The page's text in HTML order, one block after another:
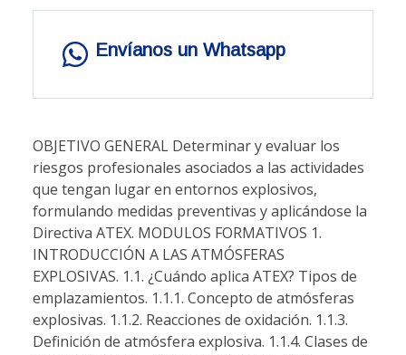
Envíanos un Whatsapp
OBJETIVO GENERAL Determinar y evaluar los riesgos profesionales asociados a las actividades que tengan lugar en entornos explosivos, formulando medidas preventivas y aplicándose la Directiva ATEX. MODULOS FORMATIVOS 1. INTRODUCCIÓN A LAS ATMÓSFERAS EXPLOSIVAS. 1.1. ¿Cuándo aplica ATEX? Tipos de emplazamientos. 1.1.1. Concepto de atmósferas explosivas. 1.1.2. Reacciones de oxidación. 1.1.3. Definición de atmósfera explosiva. 1.1.4. Clases de emplazamientos. 1.2. Procedimiento. 1.2.1. Introducción. 1.2.2. Utilidades. 1.2.3. Procedimiento de seguridad contra explosiones. 1.3. Sectores industriales con mayor riesgo de explosión. 2. NORMATIVA DE APLICACIÓN. 2.1. Identificación de los requisitos incluidos en el Real Decreto 681/2003. 2.1.1. Introducción. 2.1.2. Requisitos del Real Decreto 681/2003. 2.1.3. Prevención de explosiones y protección contra las mismas. 2.1.4. Evaluación de los riesgos de explosión. 2.1.5. Mantenimiento y supervisión de los ambientes de trabajo potencialmente peligrosos en condiciones seguras de trabajo. 2.1.6. Coordinación de medidas de seguridad cuando se lleven a cabo simultáneamente trabajos realizados por distintas empresas en aquellos. lugares potencialmente peligrosos con posible formación de atmósferas explosivas. 2.1.7. Aplicación de medidas mínimas de seguridad, organizativas y técnicas, en aquellas áreas clasificadas. 2.1.8. Clasificación en zonas de aquellas áreas en las que puedan formarse atmósferas explosivas. 2.1.9. Elaboración y mantenimiento del documento de protección contra explosiones. 2.2. Selección de equipos, aparatos y sistemas de protección. 2.2.1. Introducción. 2.2.2. Marcado de equipo. 2.2.2.1. Marcado de conformidad. 2.2.2.2. Marcado Normativo. 2.2.3. Manual de instrucciones. 3. CLASIFICACIÓN DE ZONAS ATEX. 3.1. Determinación del tipo y extensión de zonas donde pueden generarse atmósferas explosivas. 3.1.1. Clasificación de emplazamientos con riesgo debido a la presencia de gases o vapores inflamables o nieblas peligrosas. 3.1.1.1. Introducción. 3.1.1.2. Metodología. 3.1.1.3. Ejemplos de clasificación de emplazamiento. 3.1.1.4. Ejemplo de fuentes de Escape. 3.1.1.5. Ejemplo de Cálculos de Tasas de Escape. 3.1.1.6. Consideraciones para el diseño de sistemas de ventilación artificial (forzada mediante ventiladores extractores o impulsores). 3.1.1.7. Evaluación del grado de ventilación y su influencia en el emplazamiento peligroso. 3.1.1.8. Evaluación del tiempo de permanencia. 3.1.1.9. Estimación del grado de ventilación. 3.1.1.10. Ejemplos de cálculos para determinar el grado de ventilación. 3.1.2. Clasificación de emplazamientos con riesgo debido a la presencia de atmósferas explosivas de polvo y capas de polvo. 3.1.2.1. Introducción. 3.1.2.2. Metodología. 3.1.2.3. Ejemplo de clasificación. 3.1.3. Clasificación de emplazamientos con riesgos significativos correspondientes a cabinas de pulverización para la aplicación de materiales de recubrimiento orgánicos líquidos. 3.1.3.1. Introducción. 3.1.3.2. Definiciones. 3.1.3.3. Riesgos más significativos. 3.1.3.4. Metodología. 3.1.3.5. Ejemplos de clasificación de emplazamientos. 3.1.4. Clasificación de emplazamientos con riesgos significativos correspondientes a cabinas de pulverización para la aplicación de materiales de recubrimiento orgánico en polvo. 3.1.4.1. Introducción. 3.1.4.2. Definiciones. 3.1.4.3. Riesgos más significativos. 3.1.4.4. Metodología. 4. EVALUACIÓN DEL RIESGO DE EXPLOSIÓN. 4.1. Desarrollo de la metodología a llevar a cabo. 4.1.1. Introducción. 4.1.2. Principales metodologías: métodos cualitativos y métodos cuantitativos. 4.1.2.1. Métodos cualitativos. 4.1.2.2. Métodos cuantitativos. 4.1.2.3. Metodologías generales. 4.1.2.4. Método SEPTRI. 4.1.2.5. Método Fine. 4.1.2.6. Método del INSHT. 4.1.2.7. Método HRN. 4.1.2.8. Método MESERI. 4.1.2.9. Método GRETENER. 4.1.2.10. Otros métodos.